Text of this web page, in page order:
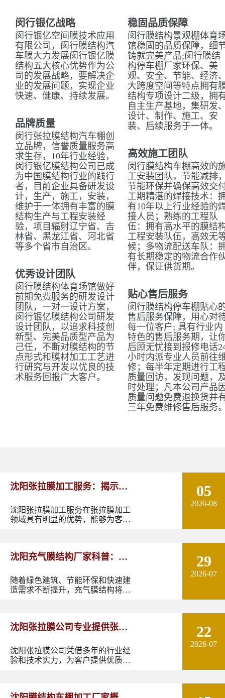
闵行银亿战略
闵行银亿空间膜技术应用
有限公司，闵行膜结构汽
车膜大力发展闵行银亿膜
结构五大核心优势作为公
司的发展战略，要解决企
业的发展问题，实现企业
快速、健康、持续发展。
品牌质量
闵行张拉膜结构汽车棚创
立品牌，信誉质量服务高
求生存，10年行业经验，
闵行银亿膜结构公司已成
为中国膜结构行业的践行
者，目前企业具备研发设
计，生产，施工，安装，
维护于一体拥有丰富的膜
结构生产与工程安装经
验，项目辐射辽宁省、吉
林省、黑龙江省、河北省
等多个省市自治区。
优秀设计团队
闵行膜结构体育场馆做好
前期免费服务的研发设计
团队，一对一设计方案，
闵行银亿膜结构公司研发
设计团队，以追求科技创
新型、完美品质型产品为
己任，不断对膜结构的节
点形式和膜材加工工艺进
行研究与开发以优良的技
术服务回报广大客户。
稳固品质保障
闵行膜结构景观棚体育
馆稳固的品质保障，细
铸就完美产品;闵行膜结
构停车棚厂家环保、美
观、安全、节能、经济
大跨度空间等特点拥有
结构专项设计二级，拥
自主生产基地，集研发
设计、制作、施工、安
装、后续服务于一体。
高效施工团队
闵行膜结构车棚高效的
工安装团队，节能减排
节能环保并确保高效交
工期精湛的焊接技术：
有10年以上行业经验的
接人员；熟练的工程队
伍：拥有高水平的膜结
工程安装队伍，高效无
候；多物流配送车队：
有长期稳定的物流合作
伴，保证供货期。
贴心售后服务
闵行膜结构停车棚贴心
售后服务保障，用心对
每一位客户; 具有行业内
特色的售后服务期，让
后顾无忧接到报修电话
小时内派专业人员前往
修；每半年定期进行工
质量回访，发现问题，
时处理；凡本公司产品
质量问题免费退换货并
三年免费维修售后服务
沈阳张拉膜加工服务：揭示张
拉膜加工的实用优势
沈阳张拉膜加工服务在张拉膜加工
领域具有明显的优势，能够为客户
发出独特的魅力。
05
2026-08
沈阳充气膜结构厂家科普：了
解充气膜建筑优势、价格及应
用领域
随着绿色建筑、节能环保和快速建
造需求不断提升，充气膜结构将在
用潜力。如果您正在规划充气膜结
29
2026-07
沈阳张拉膜公司专业提供张拉
膜安装服务
沈阳张拉膜公司凭借多年的行业经
验和技术实力，为客户提供优质、
22
2026-07